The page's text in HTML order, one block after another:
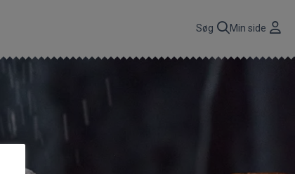
Søg Min side